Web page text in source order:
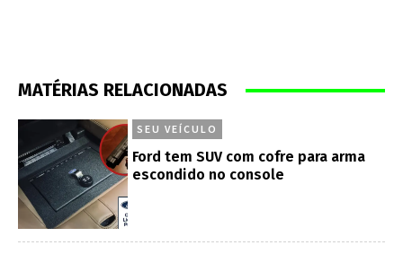
MATÉRIAS RELACIONADAS
SEU VEÍCULO
Ford tem SUV com cofre para arma
escondido no console